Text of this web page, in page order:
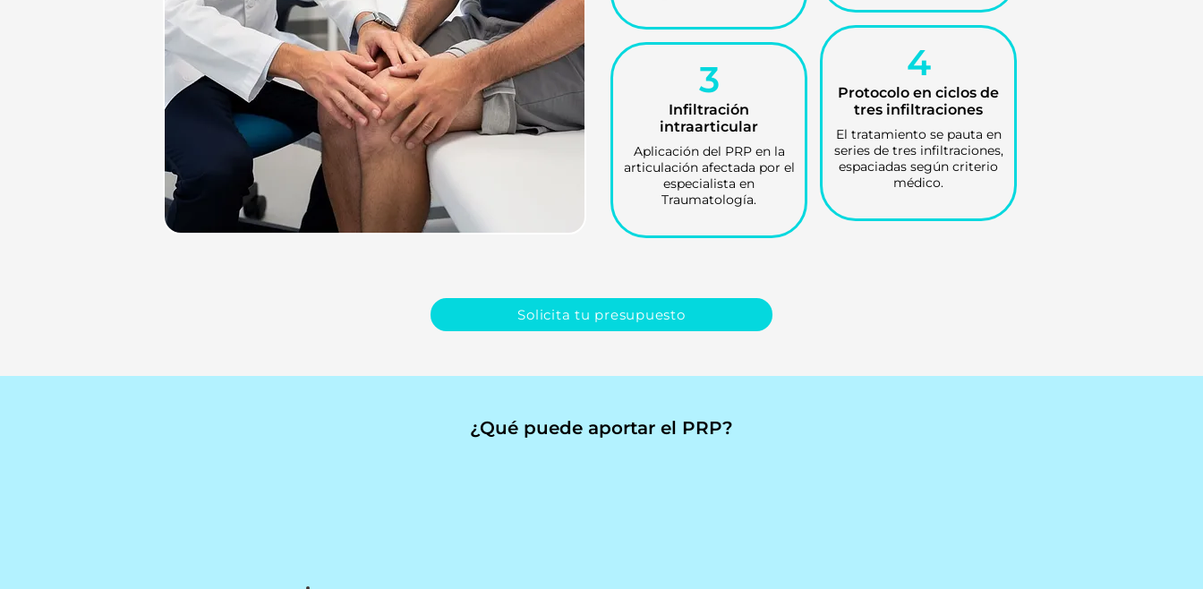
3
Infiltración
intraarticular
Aplicación del PRP en la
articulación afectada por el
especialista en
Traumatología.
4
Protocolo en ciclos de
tres infiltraciones
El tratamiento se pauta en
series de tres infiltraciones,
espaciadas según criterio
médico.
Solicita tu presupuesto
¿Qué puede aportar el PRP?